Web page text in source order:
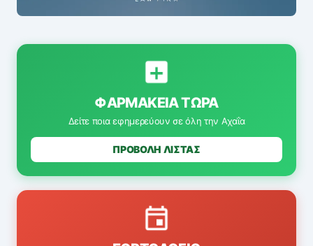
ΦΑΡΜΑΚΕΊΑ ΤΏΡΑ
Δείτε ποια εφημερεύουν σε όλη την Αχαΐα
ΠΡΟΒΟΛΗ ΛΙΣΤΑΣ